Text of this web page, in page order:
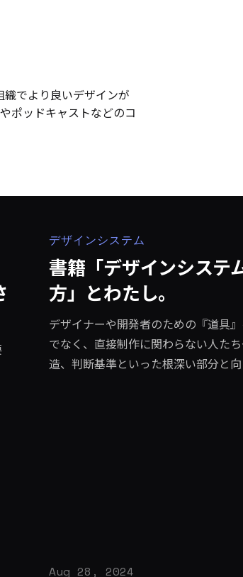
でより良いデザインが
ポッドキャストなどのコ
デザインシステム
書籍「デザインシステ
方」とわたし。
デザイナーや開発者のための『道具
でなく、直接制作に関わらない人た
造、判断基準といった根深い部分と
Aug 28, 2024